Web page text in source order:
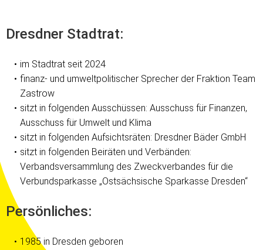
Dresdner Stadtrat:
im Stadtrat seit 2024
finanz- und umweltpolitischer Sprecher der Fraktion Team
Zastrow
sitzt in folgenden Ausschüssen: Ausschuss für Finanzen,
Ausschuss für Umwelt und Klima
sitzt in folgenden Aufsichtsräten: Dresdner Bäder GmbH
sitzt in folgenden Beiräten und Verbänden:
Verbandsversammlung des Zweckverbandes für die
Verbundsparkasse „Ostsächsische Sparkasse Dresden“
Persönliches:
1985 in Dresden geboren